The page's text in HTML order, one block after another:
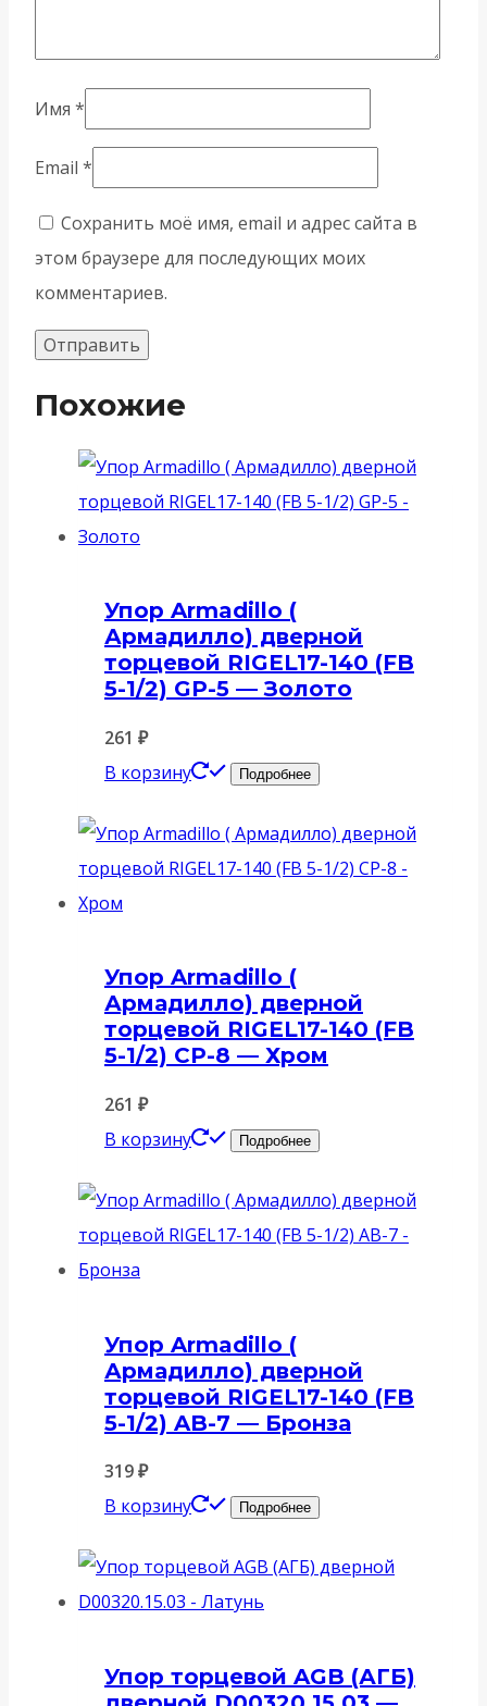
Имя *
Email *
Сохранить моё имя, email и адрес сайта в
этом браузере для последующих моих
комментариев.
Похожие
Упор Armadillo (
Армадилло) дверной
торцевой RIGEL17-140 (FB
5-1/2) GP-5 — Золото
261 ₽
В корзину
Подробнее
Упор Armadillo (
Армадилло) дверной
торцевой RIGEL17-140 (FB
5-1/2) CP-8 — Хром
261 ₽
В корзину
Подробнее
Упор Armadillo (
Армадилло) дверной
торцевой RIGEL17-140 (FB
5-1/2) AB-7 — Бронза
319₽
В корзину
Подробнее
Упор торцевой AGB (АГБ)